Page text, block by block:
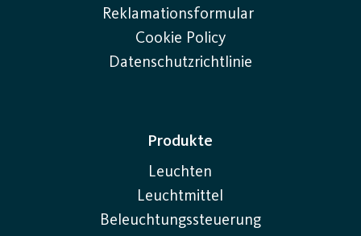
Manuelles Dimmen: Die einfachste Form der
Lichtregelung, bei der Sie die Helligkeit selbst über
Anwesenheitserkennung, um das Licht einzuschalten,
der Sensoren das natürliche Licht messen und die
Reklamationsformular
Cookie Policy
Datenschutzrichtlinie
Produkte
Leuchten
Leuchtmittel
Beleuchtungssteuerung